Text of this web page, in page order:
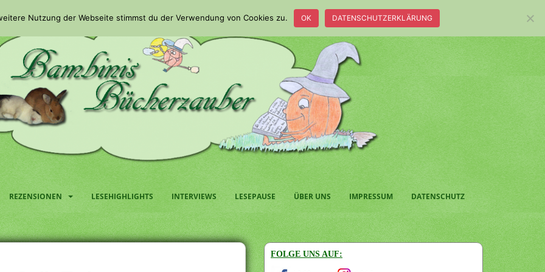
REZENSIONEN LESEHIGHLIGHTS INTERVIEWS LESEPAUSE ÜBER UNS IMPRESSUM DATENSCHUTZ
FOLGE UNS AUF:
Nutzung der Webseite stimmst du der Verwendung von Cookies zu. OK DATENSCHUTZERKLÄRUNG